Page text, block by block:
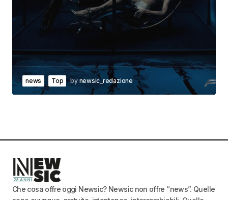
news Top by newsic_redazione
Che cosa offre oggi Newsic? Newsic non offre “news”. Quelle